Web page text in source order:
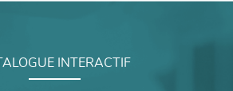
INTERACTIF